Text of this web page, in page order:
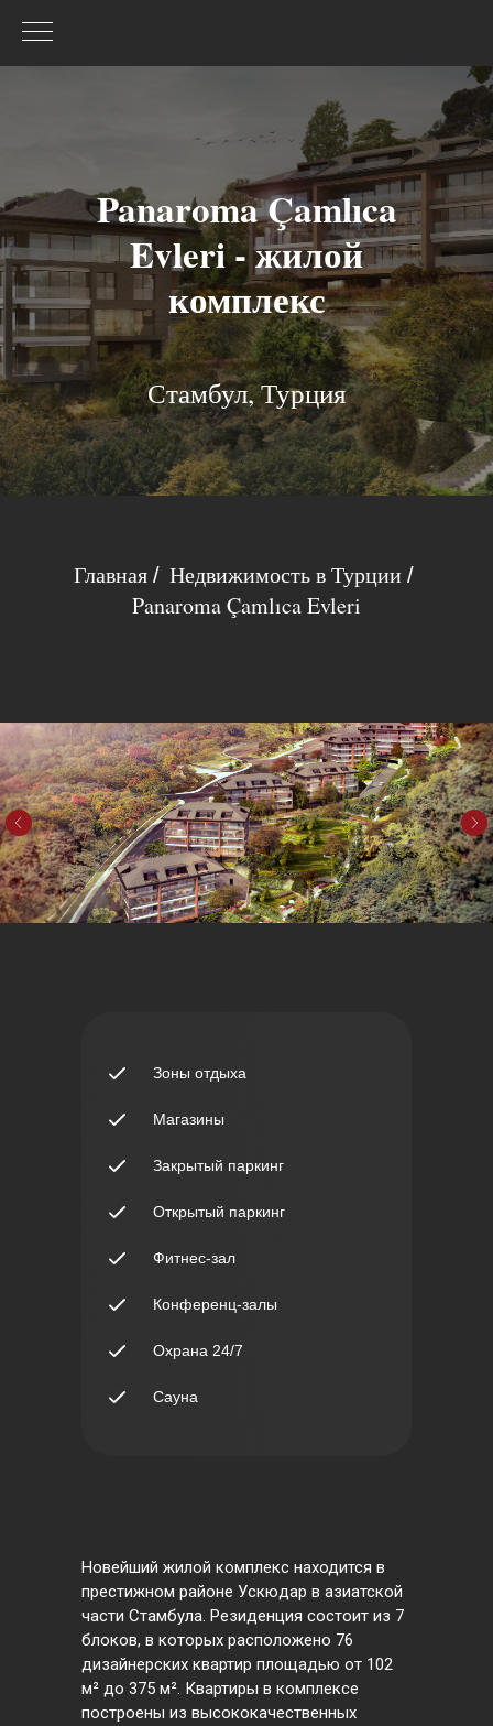
Panaroma Çamlıca
Evleri - жилой
комплекс
Стамбул, Турция
Главная / Недвижимость в Турции /
Panaroma Çamlıca Evleri
Зоны отдыха
Магазины
Закрытый паркинг
Открытый паркинг
Фитнес-зал
Конференц-залы
Охрана 24/7
Сауна
Новейший жилой комплекс находится в
престижном районе Ускюдар в азиатской
части Стамбула. Резиденция состоит из 7
блоков, в которых расположено 76
дизайнерских квартир площадью от 102
м² до 375 м². Квартиры в комплексе
построены из высококачественных